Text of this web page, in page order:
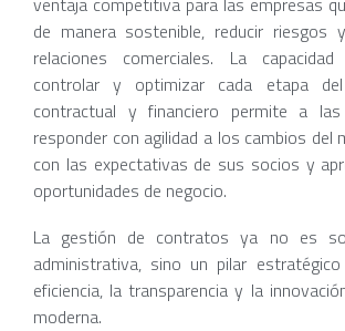
de manera sostenible, reducir riesgos
relaciones comerciales. La
controlar y optimizar cada etapa
contractual y financiero permite a las
responder con agilidad a los cambios del
con las expectativas de sus socios y
oportunidades de negocio.
La gestión de contratos ya no es
administrativa, sino un pilar
eficiencia, la transparencia y la
moderna.